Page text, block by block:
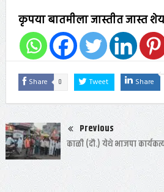
कृपया बातमीला जास्तीत जास्त
Share 0 Tweet Share
Previous
काळी (दौ.) येथे भाजपा